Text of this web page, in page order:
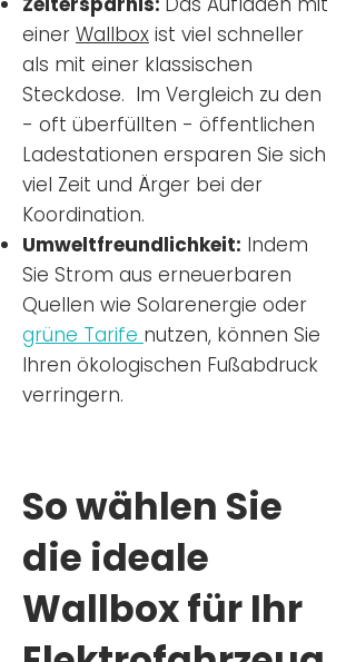
einer Wallbox ist viel schneller
als mit einer klassischen
Steckdose. Im Vergleich zu den
- oft überfüllten - öffentlichen
Ladestationen ersparen Sie sich
viel Zeit und Ärger bei der
Koordination.
Umweltfreundlichkeit: Indem
Sie Strom aus erneuerbaren
Quellen wie Solarenergie oder
grüne Tarife nutzen, können Sie
Ihren ökologischen Fußabdruck
verringern.
So wählen Sie
die ideale
Wallbox für Ihr